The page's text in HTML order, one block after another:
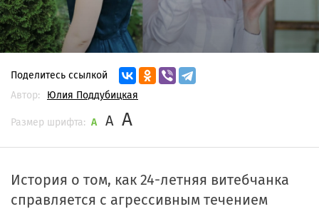
Поделитесь ссылкой
Автор:
Юлия Поддубицкая
Размер шрифта: A A A
История о том, как 24-летняя витебчанка
справляется с агрессивным течением